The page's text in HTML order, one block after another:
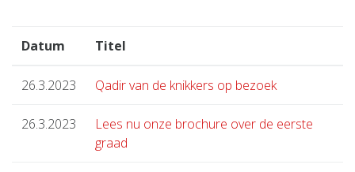
Datum Titel
26.3.2023 Qadir van de knikkers op bezoek
26.3.2023
Lees nu onze brochure over de eerste
graad